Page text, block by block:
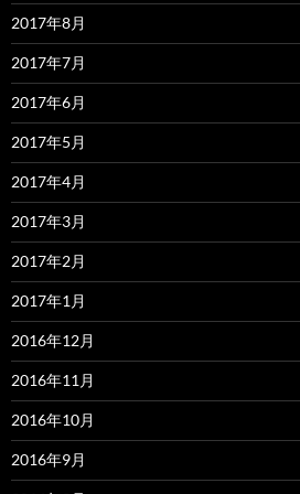
2017年8月
2017年7月
2017年6月
2017年5月
2017年4月
2017年3月
2017年2月
2017年1月
2016年12月
2016年11月
2016年10月
2016年9月